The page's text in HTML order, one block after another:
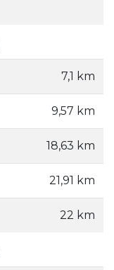
7,1 km
9,57 km
18,63 km
21,91 km
22 km